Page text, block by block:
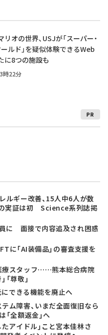
オの世界、USJが「スーパー・
ルド」を疑似体験できるWeb
8つの施設も
時22分
PR
ルギー改善、15人中6人が数
実証は初 Science系列誌掲
員に 面接で内容追及され困惑
に「AI装備品」の審査支援を
療スタッフ……熊本総合病院
尊敬」
できる機能を廃止へ
ム障害、いまだ全面復旧なら
全額返金」へ
アイドル」こと宮本佳林さ